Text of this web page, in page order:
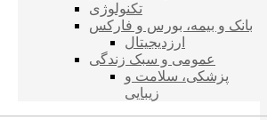
تکنولوژی
بانک و بیمه، بورس و فارکس
ارزدیجیتال
عمومی و سبک زندگی
پزشکی، سلامت و
زیبایی